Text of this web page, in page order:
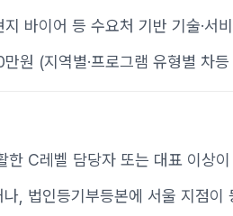
바이어 등 수요처 기반 기술·서
원 (지역별·프로그램 유형별 차
한 C레벨 담당자 또는 대표 이상
, 법인등기부등본에 서울 지점이